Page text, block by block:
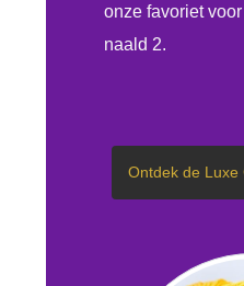
onze favoriet
naald 2.
Ontdek de Luxe